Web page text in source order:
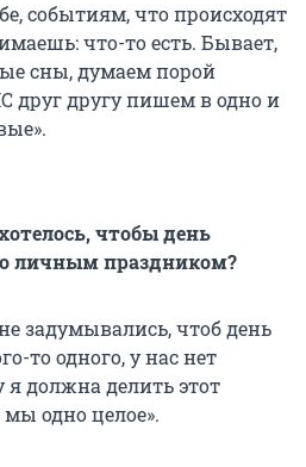
событиям, что происходят
что-то есть. Бывает,
сны, думаем порой
друг другу пишем в одно и
чтобы день
личным праздником?
задумывались, чтоб день
то одного, у нас нет
должна делить этот
одно целое».